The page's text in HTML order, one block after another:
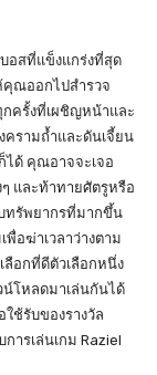
อสที่แข็งแกร่งที่สุด
คุณออกไปสำรวจ
ครั้งที่เผชิญหน้าและ
ครามถ้ำและดันเจี้ยน
ได้ คุณอาจจะเจอ
และท้าทายศัตรูหรือ
ทรัพยากรที่มากขึ้น
พื่อฆ่าเวลาว่างตาม
ลือกที่ดีตัวเลือกหนึ่ง
น์โหลดมาเล่นกันได้
ช้รับของรางวัล
ารเล่นเกม Raziel